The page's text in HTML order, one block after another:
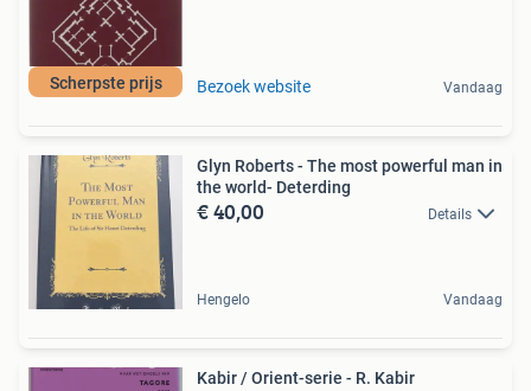
Scherpste prijs Bezoek website Vandaag
Glyn Roberts - The most powerful man in
the world- Deterding
€ 40,00 Details
Hengelo Vandaag
Kabir / Orient-serie - R. Kabir